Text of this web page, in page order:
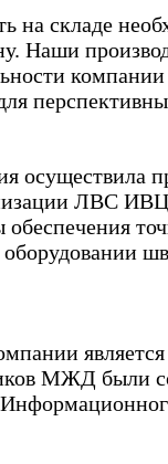
на складе
Наши
осуществила
ЛВС
обеспечения
МЖД были